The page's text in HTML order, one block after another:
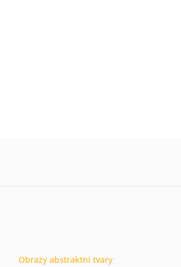
Obrazy abstraktní tvary